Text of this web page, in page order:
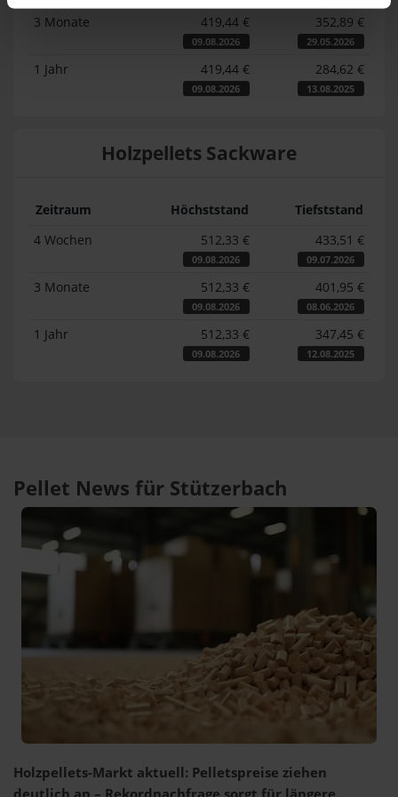
3 Monate 419,44 €
09.08.2026
352,89 €
29.05.2026
1 Jahr 419,44 €
09.08.2026
284,62 €
13.08.2025
Holzpellets Sackware
Zeitraum Höchststand
Tiefststand
4 Wochen
512,33 €
09.08.2026
433,51 €
09.07.2026
3 Monate 512,33 €
09.08.2026
401,95 €
08.06.2026
1 Jahr 512,33 €
09.08.2026
347,45 €
12.08.2025
Pellet News für Stützerbach
Holzpellets-Markt aktuell: Pelletspreise ziehen